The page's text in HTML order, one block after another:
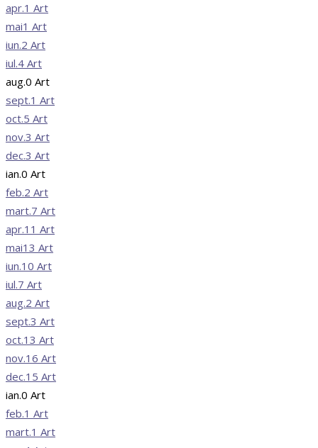
apr.1 Art
mai1 Art
iun.2 Art
iul.4 Art
aug.0 Art
sept.1 Art
oct.5 Art
nov.3 Art
dec.3 Art
ian.0 Art
feb.2 Art
mart.7 Art
apr.11 Art
mai13 Art
iun.10 Art
iul.7 Art
aug.2 Art
sept.3 Art
oct.13 Art
nov.16 Art
dec.15 Art
ian.0 Art
feb.1 Art
mart.1 Art